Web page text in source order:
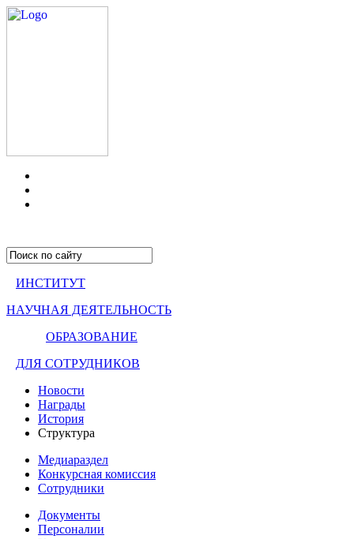
ИНСТИТУТ
НАУЧНАЯ ДЕЯТЕЛЬНОСТЬ
ОБРАЗОВАНИЕ
ДЛЯ СОТРУДНИКОВ
Новости
Награды
История
Структура
Медиараздел
Конкурсная комиссия
Сотрудники
Документы
Персоналии